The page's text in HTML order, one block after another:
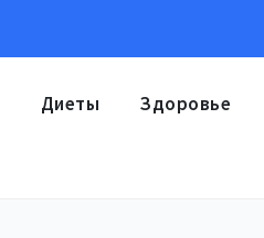
Диеты Здоровье